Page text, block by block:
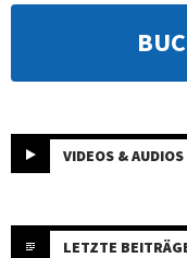
VIDEOS & AUDIOS
LETZTE